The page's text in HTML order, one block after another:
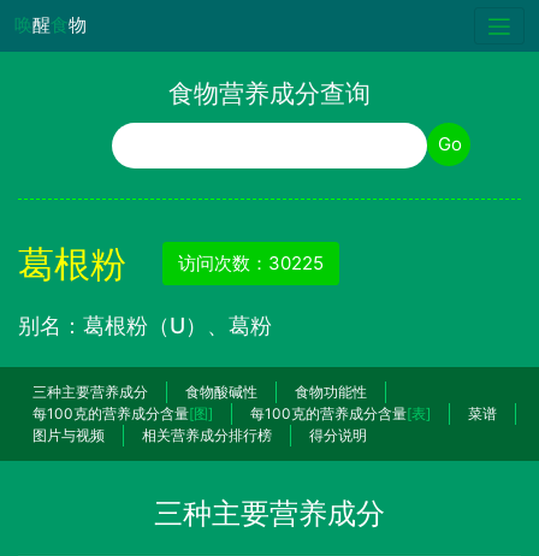
唤醒食物
食物营养成分查询
食物名称 Go
葛根粉 访问次数：30225
别名：葛根粉（U）、葛粉
三种主要营养成分 食物酸碱性
食物功能性
每100克的营养成分含量[图] 每100克的营养成分含量[表]
菜谱
图片与视频
相关营养成分排行榜 得分说明
三种主要营养成分